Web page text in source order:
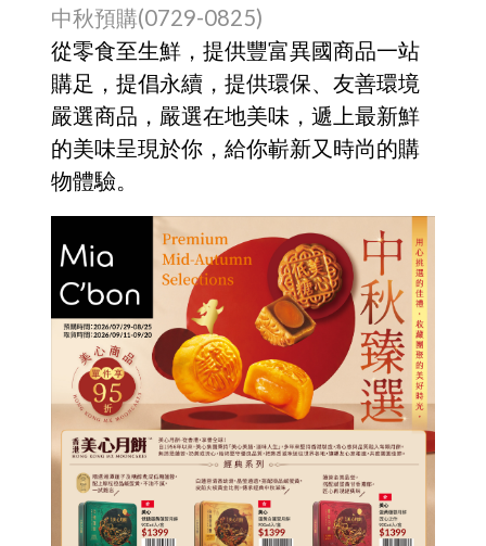
中秋預購(0729-0825)
從零食至生鮮，提供豐富異國商品一站
購足，提倡永續，提供環保、友善環境
嚴選商品，嚴選在地美味，遞上最新鮮
的美味呈現於你，給你嶄新又時尚的購
物體驗。